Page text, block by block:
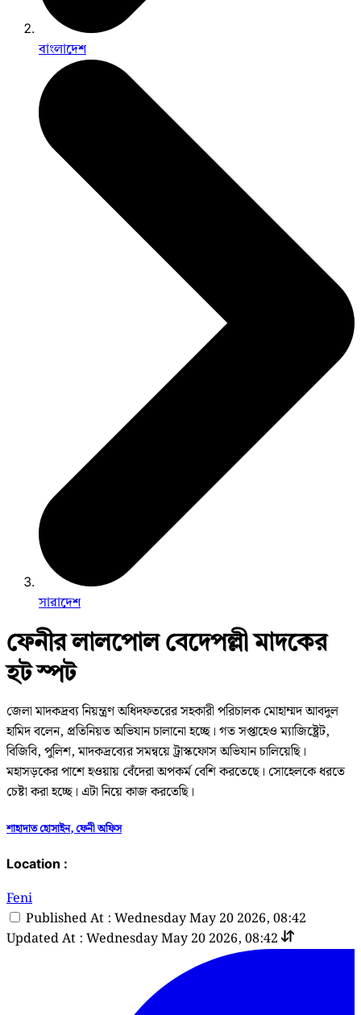
বাংলাদেশ
সারাদেশ
ফেনীর লালপোল বেদেপল্লী মাদকের
হট স্পট
জেলা মাদকদ্রব্য নিয়ন্ত্রণ অধিদফতরের সহকারী পরিচালক মোহাম্মদ আবদুল
হামিদ বলেন, প্রতিনিয়ত অভিযান চালানো হচ্ছে। গত সপ্তাহেও ম্যাজিষ্ট্রেট,
বিজিবি, পুলিশ, মাদকদ্রব্যের সমন্বয়ে ট্রাস্কফোস অভিযান চালিয়েছি।
মহাসড়কের পাশে হওয়ায় বেঁদেরা অপকর্ম বেশি করতেছে। সোহেলকে ধরতে
চেষ্টা করা হচ্ছে। এটা নিয়ে কাজ করতেছি।
শাহাদাত হোসাইন, ফেনী অফিস
Location :
Feni
Published At : Wednesday May 20 2026, 08:42
Updated At : Wednesday May 20 2026, 08:42